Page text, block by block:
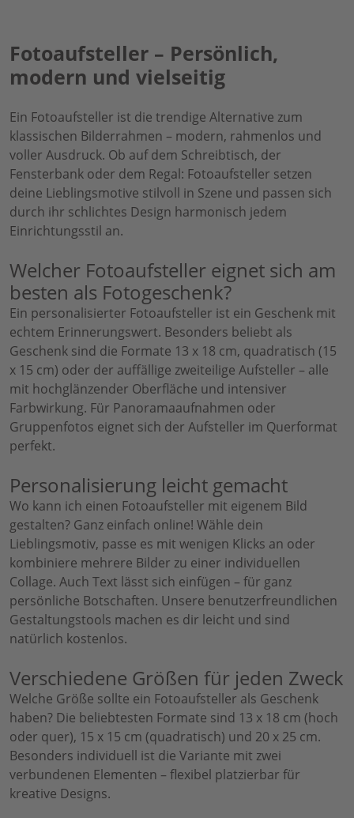
Fotoaufsteller – Persönlich,
modern und vielseitig
Ein Fotoaufsteller ist die trendige Alternative zum
klassischen Bilderrahmen – modern, rahmenlos und
voller Ausdruck. Ob auf dem Schreibtisch, der
Fensterbank oder dem Regal: Fotoaufsteller setzen
deine Lieblingsmotive stilvoll in Szene und passen sich
durch ihr schlichtes Design harmonisch jedem
Einrichtungsstil an.
Welcher Fotoaufsteller eignet sich am
besten als Fotogeschenk?
Ein personalisierter Fotoaufsteller ist ein Geschenk mit
echtem Erinnerungswert. Besonders beliebt als
Geschenk sind die Formate 13 x 18 cm, quadratisch (15
x 15 cm) oder der auffällige zweiteilige Aufsteller – alle
mit hochglänzender Oberfläche und intensiver
Farbwirkung. Für Panoramaaufnahmen oder
Gruppenfotos eignet sich der Aufsteller im Querformat
perfekt.
Personalisierung leicht gemacht
Wo kann ich einen Fotoaufsteller mit eigenem Bild
gestalten? Ganz einfach online! Wähle dein
Lieblingsmotiv, passe es mit wenigen Klicks an oder
kombiniere mehrere Bilder zu einer individuellen
Collage. Auch Text lässt sich einfügen – für ganz
persönliche Botschaften. Unsere benutzerfreundlichen
Gestaltungstools machen es dir leicht und sind
natürlich kostenlos.
Verschiedene Größen für jeden Zweck
Welche Größe sollte ein Fotoaufsteller als Geschenk
haben? Die beliebtesten Formate sind 13 x 18 cm (hoch
oder quer), 15 x 15 cm (quadratisch) und 20 x 25 cm.
Besonders individuell ist die Variante mit zwei
verbundenen Elementen – flexibel platzierbar für
kreative Designs.